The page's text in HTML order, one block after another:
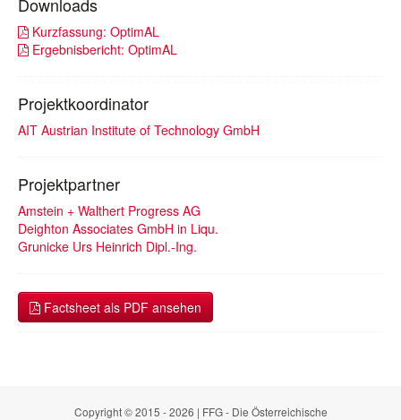
Kurzfassung: OptimAL
Ergebnisbericht: OptimAL
Projektkoordinator
AIT Austrian Institute of Technology GmbH
Projektpartner
Amstein + Walthert Progress AG
Deighton Associates GmbH in Liqu.
Grunicke Urs Heinrich Dipl.-Ing.
Factsheet als PDF ansehen
Copyright © 2015 - 2026 | FFG - Die Österreichische